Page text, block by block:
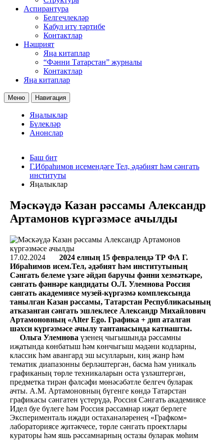
Аспирантура
Белгечлекләр
Кабул итү тәртибе
Контактлар
Нәшрият
Яңа китаплар
“Фәнни Татарстан” журналы
Контактлар
Яңа китаплар
Меню Навигация
Яңалыклар
Бүлекләр
Анонслар
Баш бит
Г.Ибраһимов исемендәге Тел, әдәбият һәм сәнгать
институты
Яңалыклар
Мәскәүдә Казан рәссамы Александр
Артамонов күргәзмәсе ачылды
17.02.2024
2024 елның 15 февралендә ТР ФА Г.
Ибраһимов исем.Тел, әдәбият һәм институтының
Сәнгать белеме үзәге әйдәп баручы фәнни хезмәткәре,
сәнгать фәннәре кандидаты О.Л. Улемнова Россия
сәнгать академиясе музей-күргәзмә комплексында
танылган Казан рәссамы, Татарстан Республикасының
атказанган сәнгать эшлеклесе Александр Михайлович
Артамоновның «Alter Ego. Графика + дип аталган
шәхси күргәзмәсе ачылу тантанасында катнашты.
Ольга Улемнова үзенең чыгышында рәссамны
иҗатында көнбатыш һәм көнчыгыш мәдәни кодларны,
классик һәм авангард эш ысулларын, киң жанр һәм
тематик диапазонны берләштергән, басма һәм уникаль
графиканың төрле техникаларын оста үзләштергән,
предметка тирән фәлсәфи мөнәсәбәтле белгеч буларак
ачты. А.М. Артамоновның бүгенге көндә Татарстан
графикасы сәнгатен үстерүдә, Россия Сәнгать академиясе
Идел буе бүлеге һәм Россия рәссамнар иҗат берлеге
Эксперименталь иҗади остаханәләренең «Графком»
лабораториясе җитәкчесе, төрле сәнгать проектлары
кураторы һәм яшь рәссамнарның остазы буларак мөһим